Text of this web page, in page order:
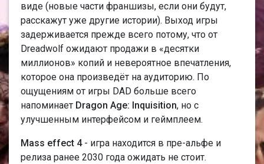
виде (новые части франшизы, если они будут,
расскажут уже другие истории). Выход игры
задерживается прежде всего потому, что от
Dreadwolf ожидают продажи в «десятки
миллионов» копий и невероятное впечатления,
которое она произведёт на аудиторию. По
ощущениям от игры DAD больше всего
напоминает Dragon Age: Inquisition, но с
улучшенным интерфейсом и геймплеем.
Mass effect 4- игра находится в пре-альфе и
релиза ранее 2030 года ожидать не стоит.